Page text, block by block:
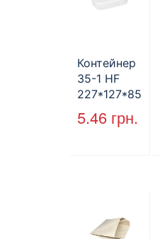
Контейнер
35-1 HF
227*127*85
мм
(1700мл)
5.46 грн.